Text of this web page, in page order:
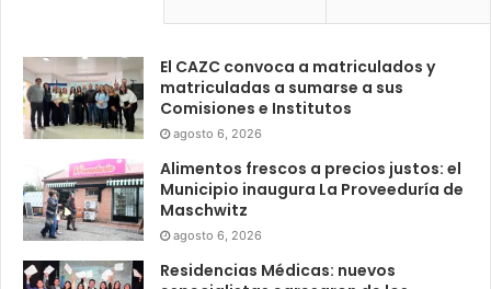
El CAZC convoca a matriculados y
matriculadas a sumarse a sus
Comisiones e Institutos
agosto 6, 2026
Alimentos frescos a precios justos: el
Municipio inaugura La Proveeduría de
Maschwitz
agosto 6, 2026
Residencias Médicas: nuevos